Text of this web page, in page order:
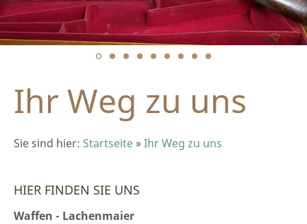
Ihr Weg zu uns
Sie sind hier: Startseite »Ihr Weg zu uns
HIER FINDEN SIE UNS
Waffen - Lachenmaier